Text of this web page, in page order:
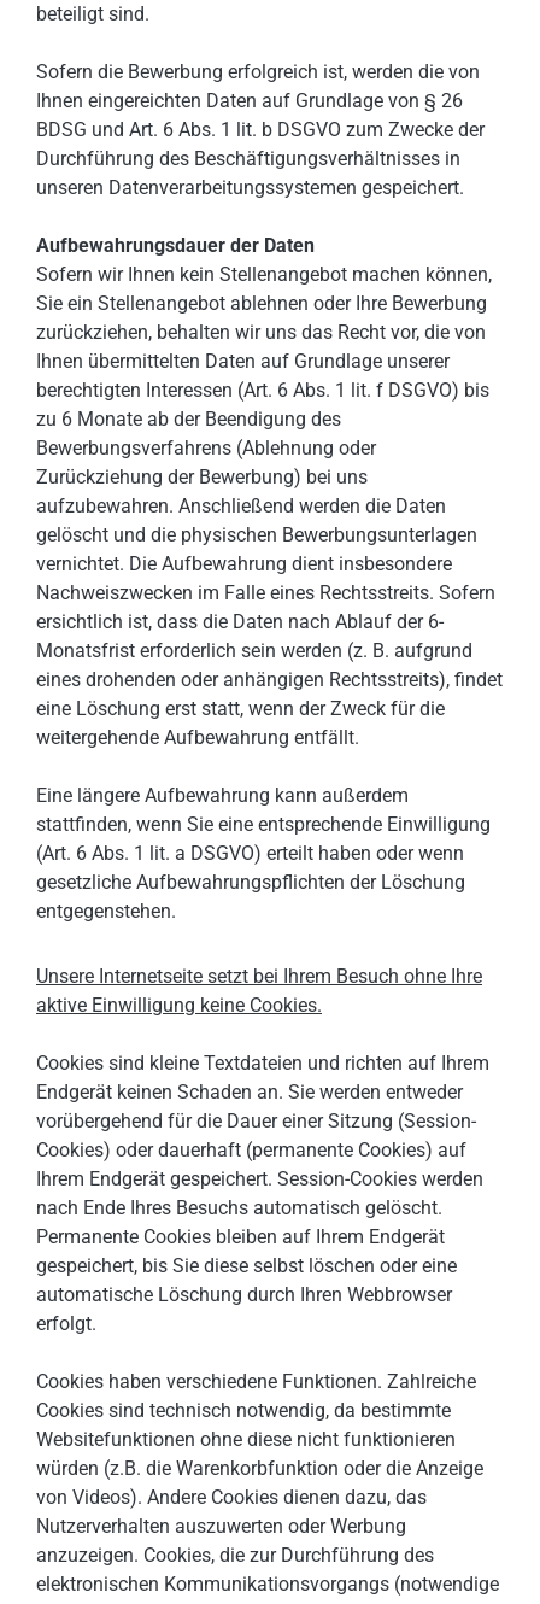
beteiligt sind.
Sofern die Bewerbung erfolgreich ist, werden die von
Ihnen eingereichten Daten auf Grundlage von § 26
BDSG und Art. 6 Abs. 1 lit. b DSGVO zum Zwecke der
Durchführung des Beschäftigungsverhältnisses in
unseren Datenverarbeitungssystemen gespeichert.
Aufbewahrungsdauer der Daten
Sofern wir Ihnen kein Stellenangebot machen können,
Sie ein Stellenangebot ablehnen oder Ihre Bewerbung
zurückziehen, behalten wir uns das Recht vor, die von
Ihnen übermittelten Daten auf Grundlage unserer
berechtigten Interessen (Art. 6 Abs. 1 lit. f DSGVO) bis
zu 6 Monate ab der Beendigung des
Bewerbungsverfahrens (Ablehnung oder
Zurückziehung der Bewerbung) bei uns
aufzubewahren. Anschließend werden die Daten
gelöscht und die physischen Bewerbungsunterlagen
vernichtet. Die Aufbewahrung dient insbesondere
Nachweiszwecken im Falle eines Rechtsstreits. Sofern
ersichtlich ist, dass die Daten nach Ablauf der 6-
Monatsfrist erforderlich sein werden (z. B. aufgrund
eines drohenden oder anhängigen Rechtsstreits), findet
eine Löschung erst statt, wenn der Zweck für die
weitergehende Aufbewahrung entfällt.
Eine längere Aufbewahrung kann außerdem
stattfinden, wenn Sie eine entsprechende Einwilligung
(Art. 6 Abs. 1 lit. a DSGVO) erteilt haben oder wenn
gesetzliche Aufbewahrungspflichten der Löschung
entgegenstehen.
Unsere Internetseite setzt bei Ihrem Besuch ohne Ihre
aktive Einwilligung keine Cookies.
Cookies sind kleine Textdateien und richten auf Ihrem
Endgerät keinen Schaden an. Sie werden entweder
vorübergehend für die Dauer einer Sitzung (Session-
Cookies) oder dauerhaft (permanente Cookies) auf
Ihrem Endgerät gespeichert. Session-Cookies werden
nach Ende Ihres Besuchs automatisch gelöscht.
Permanente Cookies bleiben auf Ihrem Endgerät
gespeichert, bis Sie diese selbst löschen oder eine
automatische Löschung durch Ihren Webbrowser
erfolgt.
Cookies haben verschiedene Funktionen. Zahlreiche
Cookies sind technisch notwendig, da bestimmte
Websitefunktionen ohne diese nicht funktionieren
würden (z.B. die Warenkorbfunktion oder die Anzeige
von Videos). Andere Cookies dienen dazu, das
Nutzerverhalten auszuwerten oder Werbung
anzuzeigen. Cookies, die zur Durchführung des
elektronischen Kommunikationsvorgangs (notwendige